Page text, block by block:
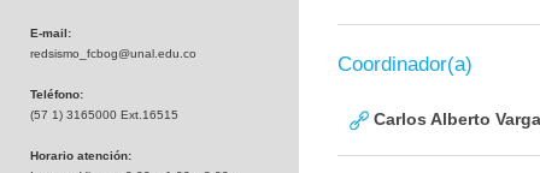
E-mail:
redsismo_fcbog@unal.edu.co
Teléfono:
(57 1) 3165000 Ext.16515
Horario atención:
Coordinador(a)
Carlos Alberto